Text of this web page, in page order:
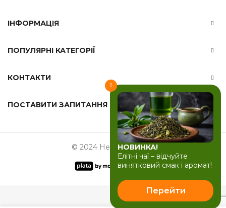
ІНФОРМАЦІЯ
ПОПУЛЯРНІ КАТЕГОРІЇ
КОНТАКТИ
ПОСТАВИТИ ЗАПИТАННЯ
© 2024 Herbals-ua.com
НОВИНКА!
Елітні чаї – відчуйте
винятковий смак і аромат!
Перейти